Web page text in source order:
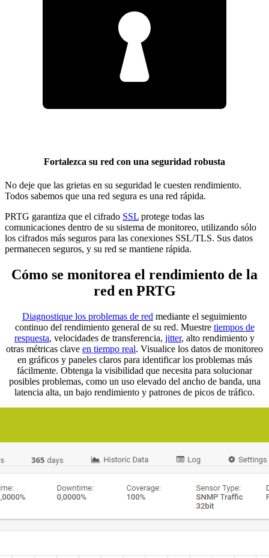
Fortalezca su red con una seguridad robusta
No deje que las grietas en su seguridad le cuesten rendimiento.
Todos sabemos que una red segura es una red rápida.
PRTG garantiza que el cifrado SSL protege todas las
comunicaciones dentro de su sistema de monitoreo, utilizando sólo
los cifrados más seguros para las conexiones SSL/TLS. Sus datos
permanecen seguros, y su red se mantiene rápida.
Cómo se monitorea el rendimiento de la
red en PRTG
Diagnostique los problemas de red mediante el seguimiento
continuo del rendimiento general de su red. Muestre tiempos de
respuesta, velocidades de transferencia, jitter, alto rendimiento y
otras métricas clave en tiempo real. Visualice los datos de monitoreo
en gráficos y paneles claros para identificar los problemas más
fácilmente. Obtenga la visibilidad que necesita para solucionar
posibles problemas, como un uso elevado del ancho de banda, una
latencia alta, un bajo rendimiento y patrones de picos de tráfico.